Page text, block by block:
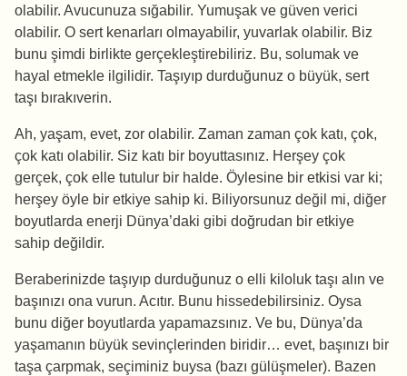
olabilir. Avucunuza sığabilir. Yumuşak ve güven verici
olabilir. O sert kenarları olmayabilir, yuvarlak olabilir. Biz
bunu şimdi birlikte gerçekleştirebiliriz. Bu, solumak ve
hayal etmekle ilgilidir. Taşıyıp durduğunuz o büyük, sert
taşı bırakıverin.
Ah, yaşam, evet, zor olabilir. Zaman zaman çok katı, çok,
çok katı olabilir. Siz katı bir boyuttasınız. Herşey çok
gerçek, çok elle tutulur bir halde. Öylesine bir etkisi var ki;
herşey öyle bir etkiye sahip ki. Biliyorsunuz değil mi, diğer
boyutlarda enerji Dünya’daki gibi doğrudan bir etkiye
sahip değildir.
Beraberinizde taşıyıp durduğunuz o elli kiloluk taşı alın ve
başınızı ona vurun. Acıtır. Bunu hissedebilirsiniz. Oysa
bunu diğer boyutlarda yapamazsınız. Ve bu, Dünya’da
yaşamanın büyük sevinçlerinden biridir… evet, başınızı bir
taşa çarpmak, seçiminiz buysa (bazı gülüşmeler). Bazen